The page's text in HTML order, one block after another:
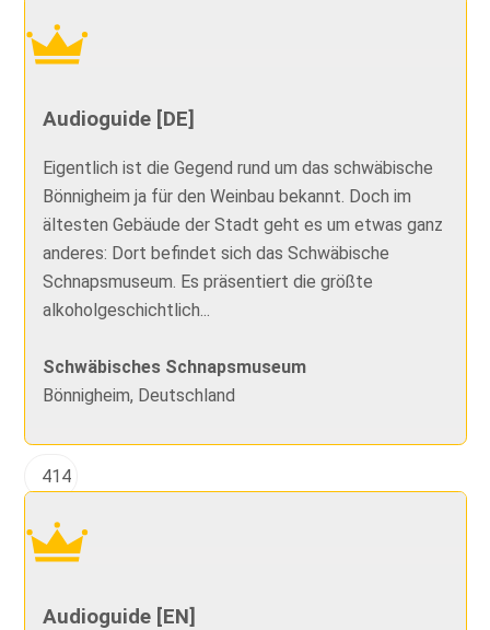
Audioguide [DE]
Eigentlich ist die Gegend rund um das schwäbische
Bönnigheim ja für den Weinbau bekannt. Doch im
ältesten Gebäude der Stadt geht es um etwas ganz
anderes: Dort befindet sich das Schwäbische
Schnapsmuseum. Es präsentiert die größte
alkoholgeschichtlich...
Schwäbisches Schnapsmuseum
Bönnigheim, Deutschland
414
Audioguide [EN]